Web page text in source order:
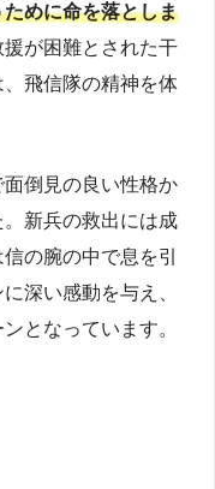
めに命を落としま
が困難とされた干
飛信隊の精神を体
倒見の良い性格か
新兵の救出には成
の腕の中で息を引
深い感動を与え、
となっています。